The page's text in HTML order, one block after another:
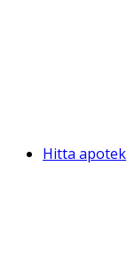
Hitta apotek